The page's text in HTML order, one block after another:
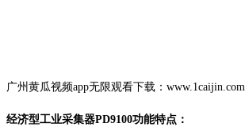
广州黄瓜视频app无限观看下载：www.1caijin.com
经济型工业采集器PD9100功能特点：